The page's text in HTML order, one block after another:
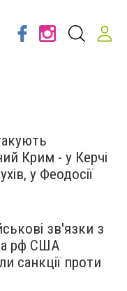
Крим - у Керчі
у Феодосії
зв'язки з
рф США
санкції проти